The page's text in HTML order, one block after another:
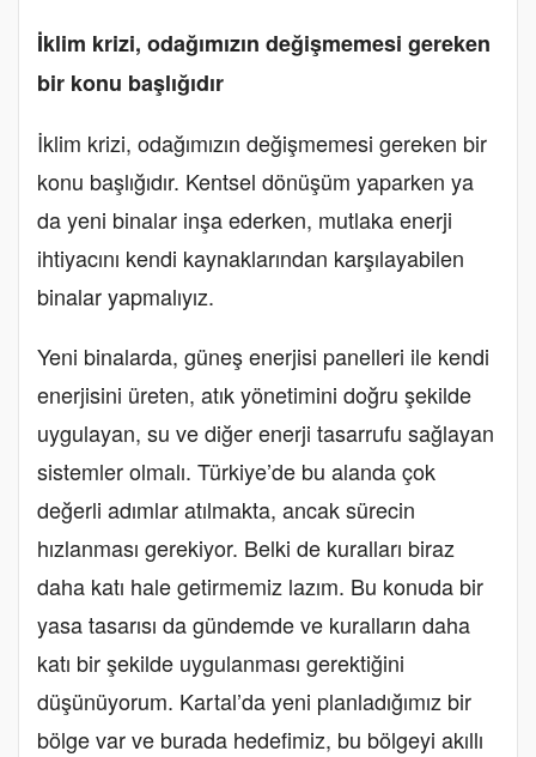
İklim krizi, odağımızın değişmemesi gereken
bir konu başlığıdır
İklim krizi, odağımızın değişmemesi gereken bir
konu başlığıdır. Kentsel dönüşüm yaparken ya
da yeni binalar inşa ederken, mutlaka enerji
ihtiyacını kendi kaynaklarından karşılayabilen
binalar yapmalıyız.
Yeni binalarda, güneş enerjisi panelleri ile kendi
enerjisini üreten, atık yönetimini doğru şekilde
uygulayan, su ve diğer enerji tasarrufu sağlayan
sistemler olmalı. Türkiye’de bu alanda çok
değerli adımlar atılmakta, ancak sürecin
hızlanması gerekiyor. Belki de kuralları biraz
daha katı hale getirmemiz lazım. Bu konuda bir
yasa tasarısı da gündemde ve kuralların daha
katı bir şekilde uygulanması gerektiğini
düşünüyorum. Kartal’da yeni planladığımız bir
bölge var ve burada hedefimiz, bu bölgeyi akıllı